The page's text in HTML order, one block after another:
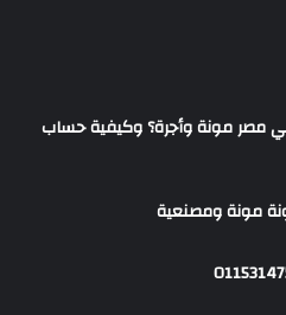
مصر مونة وأجرة؟ وكيفية حساب
مونة ومصنعية